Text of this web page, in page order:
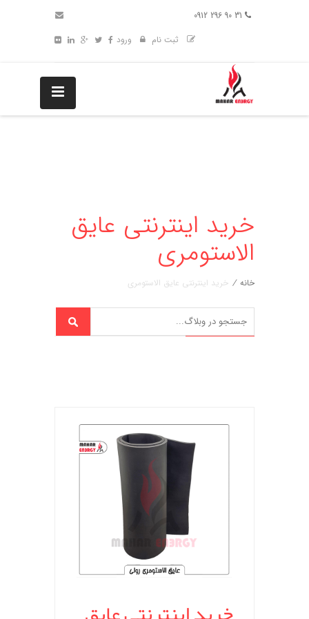
ثبت نام
ورود
خرید اینترنتی عایق
الاستومری
خانه / خرید اینترنتی عایق الاستومری